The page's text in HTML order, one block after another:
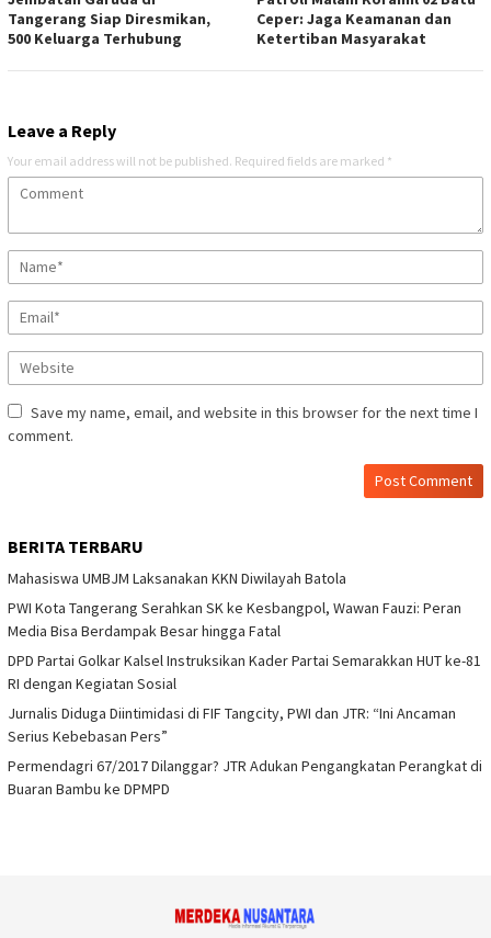
Tangerang Siap Diresmikan,
500 Keluarga Terhubung
Ceper: Jaga Keamanan dan
Ketertiban Masyarakat
Leave a Reply
Your email address will not be published. Required fields are marked *
Save my name, email, and website in this browser for the next time I
comment.
BERITA TERBARU
Mahasiswa UMBJM Laksanakan KKN Diwilayah Batola
PWI Kota Tangerang Serahkan SK ke Kesbangpol, Wawan Fauzi: Peran
Media Bisa Berdampak Besar hingga Fatal
DPD Partai Golkar Kalsel Instruksikan Kader Partai Semarakkan HUT ke-81
RI dengan Kegiatan Sosial
Jurnalis Diduga Diintimidasi di FIF Tangcity, PWI dan JTR: “Ini Ancaman
Serius Kebebasan Pers”
Permendagri 67/2017 Dilanggar? JTR Adukan Pengangkatan Perangkat di
Buaran Bambu ke DPMPD